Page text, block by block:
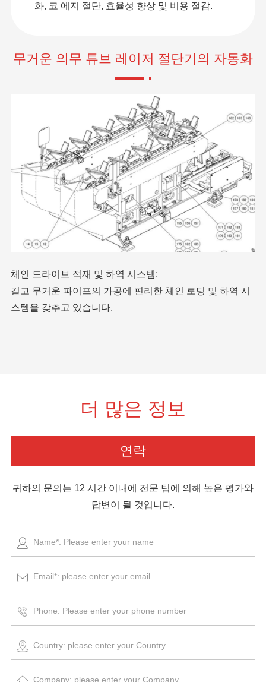
화, 코 에지 절단, 효율성 향상 및 비용 절감.
무거운 의무 튜브 레이저 절단기의 자동화
체인 드라이브 적재 및 하역 시스템:
길고 무거운 파이프의 가공에 편리한 체인 로딩 및 하역 시
스템을 갖추고 있습니다.
더 많은 정보
연락
귀하의 문의는 12 시간 이내에 전문 팀에 의해 높은 평가와
답변이 될 것입니다.